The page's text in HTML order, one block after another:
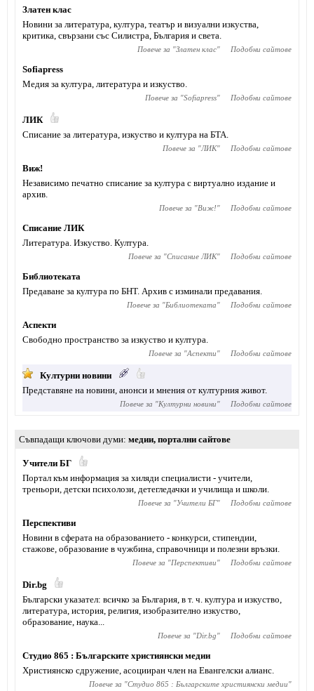
Златен клас
Новини за литература, култура, театър и визуални изкуства,
критика, свързани със Силистра, България и света.
Повече за "Златен клас" Подобни сайтове
Sofiapress
Медия за култура, литература и изкуство.
Повече за "Sofiapress" Подобни сайтове
ЛИК
Списание за литература, изкуство и култура на БТА.
Повече за "ЛИК" Подобни сайтове
Виж!
Независимо печатно списание за култура с виртуално издание и
архив.
Повече за "Виж!" Подобни сайтове
Списание ЛИК
Литература. Изкуство. Култура.
Повече за "Списание ЛИК" Подобни сайтове
Библиотеката
Предаване за култура по БНТ. Архив с изминали предавания.
Повече за "Библиотеката" Подобни сайтове
Аспекти
Свободно пространство за изкуство и култура.
Повече за "Аспекти" Подобни сайтове
Културни новини
Представяне на новини, анонси и мнения от културния живот.
Повече за "Културни новини" Подобни сайтове
Съвпадащи ключови думи медии, портални сайтове
Учители БГ
Портал към информация за хиляди специалисти - учители,
треньори, детски психолози, детегледачки и училища и школи.
Повече за "Учители БГ" Подобни сайтове
Перспективи
Новини в сферата на образованието - конкурси, стипендии,
стажове, образование в чужбина, справочници и полезни връзки.
Повече за "Перспективи" Подобни сайтове
Dir.bg
Български указател: всичко за България, в т. ч. култура и изкуство,
литература, история, религия, изобразително изкуство,
образование, наука...
Повече за "Dir.bg" Подобни сайтове
Студио 865 : Българските християнски медии
Християнско сдружение, асоцииран член на Евангелски алианс.
Повече за "Студио 865 : Българските християнски медии"